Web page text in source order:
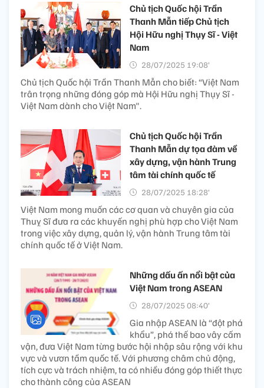
Chủ tịch Quốc hội Trần
Thanh Mẫn tiếp Chủ tịch
Hội Hữu nghị Thụy Sĩ - Việt
Nam
28/07/2025 19:08’
Chủ tịch Quốc hội Trần Thanh Mẫn cho biết: “Việt Nam
trân trọng những đóng góp mà Hội Hữu nghị Thụy Sĩ -
Việt Nam dành cho Việt Nam".
Chủ tịch Quốc hội Trần
Thanh Mẫn dự tọa đàm về
xây dựng, vận hành Trung
tâm tài chính quốc tế
28/07/2025 18:28’
Việt Nam mong muốn các cơ quan và chuyên gia của
Thuỵ Sĩ đưa ra các khuyến nghị phù hợp cho Việt Nam
trong việc xây dựng, quản lý, vận hành Trung tâm tài
chính quốc tế ở Việt Nam.
Những dấu ấn nổi bật của
Việt Nam trong ASEAN
28/07/2025 08:40’
Gia nhập ASEAN là “đột phá
khẩu”, phá thế bao vây cấm
vận, đưa Việt Nam từng bước hội nhập sâu rộng với khu
vực và vươn tầm quốc tế. Với phương châm chủ động,
tích cực và trách nhiệm, ta có nhiều đóng góp thiết thực
cho thành công của ASEAN